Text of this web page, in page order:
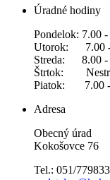
Úradné hodiny
Pondelok: 7.00
Utorok: 7.00 -
Streda: 8.00 -
Štrtok:
Piatok: 7.00 -
Adresa
Obecný úrad
Kokošovce 76
Tel.: 051/